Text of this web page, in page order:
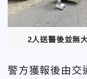
2人送醫後並無
警方獲報後由交